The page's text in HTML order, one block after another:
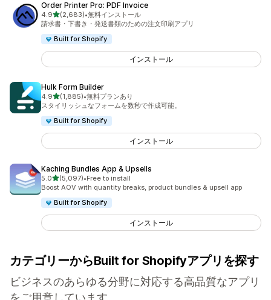
Order Printer Pro: PDF Invoice
4.95つ星中
(2,683)
合計レビュー数：2683件
•無料インストール
請求書・下書き・発送書類のための注文印刷アプリ
Built for Shopify
インストール
Hulk Form Builder
4.95つ星中
(1,885)
合計レビュー数：1885件
•無料プランあり
スタイリッシュなフォームを数秒で作成可能。
Built for Shopify
インストール
Kaching Bundles App & Upsells
5.05つ星中
(5,097)
合計レビュー数：5097件
•Free to install
Boost AOV with quantity breaks, product bundles & upsell app
Built for Shopify
インストール
カテゴリーからBuilt for Shopifyアプリを探す
ビジネスのあらゆる分野に対応する高品質なアプリ
をご用意しています。